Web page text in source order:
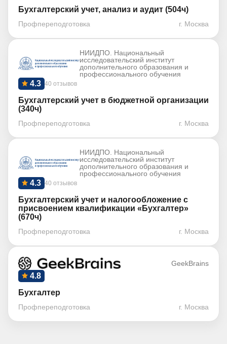
Бухгалтерский учет, анализ и аудит (504ч)
Профпереподготовка г. Москва
НИИДПО. Национальный
исследовательский институт
дополнительного образования и
профессионального обучения
40 отзывов
4.3
Бухгалтерский учет в бюджетной организации
(340ч)
Профпереподготовка г. Москва
НИИДПО. Национальный
исследовательский институт
дополнительного образования и
профессионального обучения
40 отзывов
4.3
Бухгалтерский учет и налогообложение с
присвоением квалификации «Бухгалтер»
(670ч)
Профпереподготовка г. Москва
GeekBrains
4.8
Бухгалтер
Профпереподготовка г. Москва